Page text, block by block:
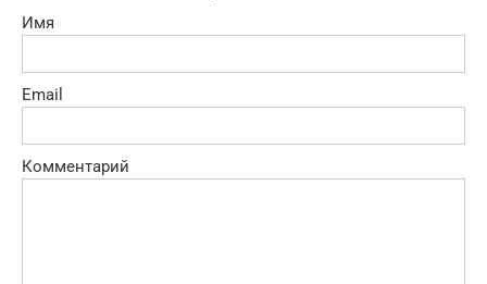
Имя
Email
Комментарий